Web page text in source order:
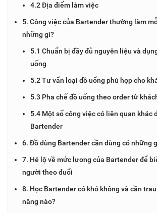
4.2 Địa điểm làm việc
5. Công việc của Bartender thường làm
những gì?
5.1 Chuẩn bị đầy đủ nguyên liệu và
uống
5.2 Tư vấn loại đồ uống phù hợp cho
5.3 Pha chế đồ uống theo order từ
5.4 Một số công việc có liên quan khác
Bartender
6. Đồ dùng Bartender cần dùng có những
7. Hé lộ về mức lương của Bartender để
người theo đuổi
8. Học Bartender có khó không và cần
năng nào?